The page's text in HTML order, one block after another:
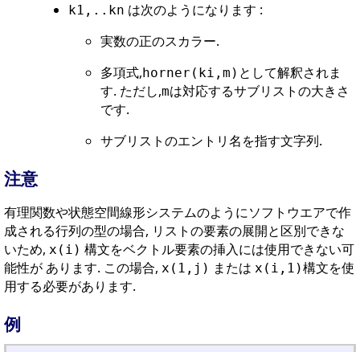
k1,..kn は次のようになります :
実数の正のスカラー.
多項式,horner(ki,m) として解釈されま
す. ただし,mは対応するサブリストの大きさ
です.
サブリストのエントリ名を指す文字列.
注意
有理関数や状態空間線形システムのようにソフトウエアで作
成される行列の型の場合, リストの要素の展開と区別できな
いため, x(i) 構文をベクトル要素の挿入には使用できない可
能性が あります. この場合, x(1,j) または x(i,1)構文を使
用する必要があります.
例